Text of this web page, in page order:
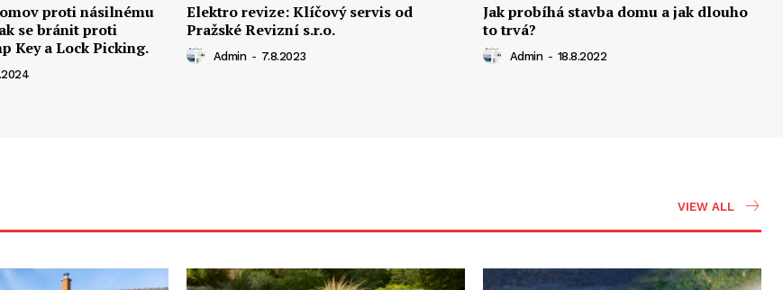
proti násilnému
se bránit proti
Key a Lock Picking.
Elektro revize: Klíčový servis od
Pražské Revizní s.r.o.
Admin - 7.8.2023
Jak probíhá stavba domu a jak dlouho
to trvá?
Admin - 18.8.2022
VIEW ALL